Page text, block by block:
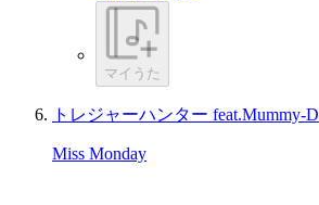
マイうた
トレジャーハンター feat.Mummy-D
Miss Monday